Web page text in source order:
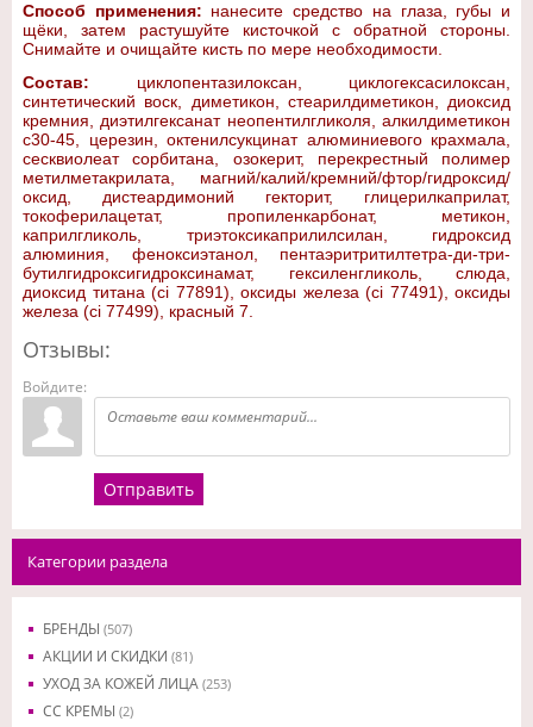
Способ применения: нанесите средство на глаза, губы и
щёки, затем растушуйте кисточкой с обратной стороны.
Снимайте и очищайте кисть по мере необходимости.
Состав: циклопентазилоксан, циклогексасилоксан,
синтетический воск, диметикон, стеарилдиметикон, диоксид
кремния, диэтилгексанат неопентилгликоля, алкилдиметикон
с30-45, церезин, октенилсукцинат алюминиевого крахмала,
сесквиолеат сорбитана, озокерит, перекрестный полимер
метилметакрилата, магний/калий/кремний/фтор/гидроксид/
оксид, дистеардимоний гекторит, глицерилкаприлат,
токоферилацетат, пропиленкарбонат, метикон,
каприлгликоль, триэтоксикаприлилсилан, гидроксид
алюминия, феноксиэтанол, пентаэритритилтетра-ди-три-
бутилгидроксигидроксинамат, гексиленгликоль, слюда,
диоксид титана (ci 77891), оксиды железа (ci 77491), оксиды
железа (ci 77499), красный 7.
Отзывы:
Войдите:
Отправить
Категории раздела
БРЕНДЫ (507)
АКЦИИ И СКИДКИ (81)
УХОД ЗА КОЖЕЙ ЛИЦА (253)
CC КРЕМЫ (2)